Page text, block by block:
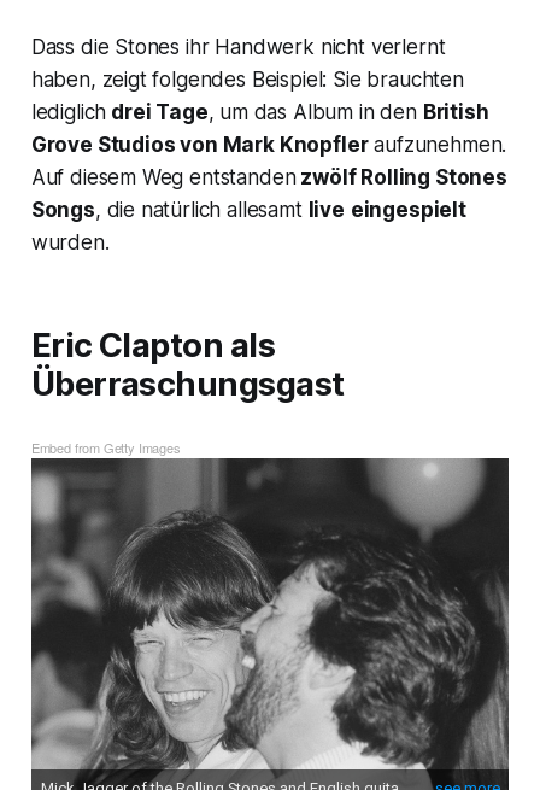
Dass die Stones ihr Handwerk nicht verlernt
haben, zeigt folgendes Beispiel: Sie brauchten
lediglich drei Tage, um das Album in den British
Grove Studios von Mark Knopfleraufzunehmen.
Auf diesem Weg entstandenzwölf Rolling Stones
Songs, die natürlich allesamt live eingespielt
wurden.
Eric Clapton als
Überraschungsgast
Embed from Getty Images